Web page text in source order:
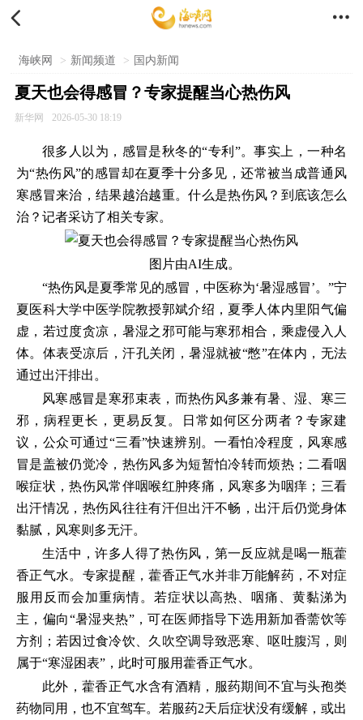
 
海峡网 > 新闻频道 > 国内新闻
夏天也会得感冒？专家提醒当心热伤风
新华网 2026-05-30 18:19
很多人以为，感冒是秋冬的“专利”。事实上，一种名
为“热伤风”的感冒却在夏季十分多见，还常被当成普通风
寒感冒来治，结果越治越重。什么是热伤风？到底该怎么
治？记者采访了相关专家。
图片由AI生成。
“热伤风是夏季常见的感冒，中医称为‘暑湿感冒’。”宁
夏医科大学中医学院教授郭斌介绍，夏季人体内里阳气偏
虚，若过度贪凉，暑湿之邪可能与寒邪相合，乘虚侵入人
体。体表受凉后，汗孔关闭，暑湿就被“憋”在体内，无法
通过出汗排出。
风寒感冒是寒邪束表，而热伤风多兼有暑、湿、寒三
邪，病程更长，更易反复。日常如何区分两者？专家建
议，公众可通过“三看”快速辨别。一看怕冷程度，风寒感
冒是盖被仍觉冷，热伤风多为短暂怕冷转而烦热；二看咽
喉症状，热伤风常伴咽喉红肿疼痛，风寒多为咽痒；三看
出汗情况，热伤风往往有汗但出汗不畅，出汗后仍觉身体
黏腻，风寒则多无汗。
生活中，许多人得了热伤风，第一反应就是喝一瓶藿
香正气水。专家提醒，藿香正气水并非万能解药，不对症
服用反而会加重病情。若症状以高热、咽痛、黄黏涕为
主，偏向“暑湿夹热”，可在医师指导下选用新加香薷饮等
方剂；若因过食冷饮、久吹空调导致恶寒、呕吐腹泻，则
属于“寒湿困表”，此时可服用藿香正气水。
此外，藿香正气水含有酒精，服药期间不宜与头孢类
药物同用，也不宜驾车。若服药2天后症状没有缓解，或出